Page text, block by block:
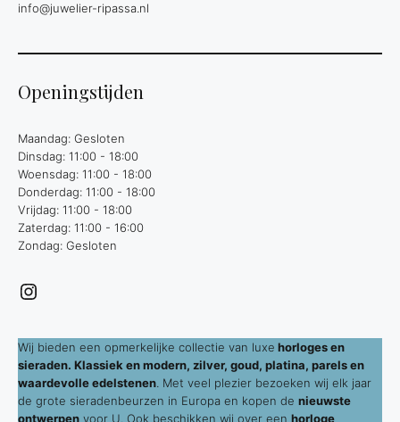
info@juwelier-ripassa.nl
Openingstijden
Maandag: Gesloten
Dinsdag: 11:00 - 18:00
Woensdag: 11:00 - 18:00
Donderdag: 11:00 - 18:00
Vrijdag: 11:00 - 18:00
Zaterdag: 11:00 - 16:00
Zondag: Gesloten
Instagram
Wij bieden een opmerkelijke collectie van luxe horloges en
sieraden. Klassiek en modern, zilver, goud, platina, parels en
waardevolle edelstenen . Met veel plezier bezoeken wij elk jaar
de grote sieradenbeurzen in Europa en kopen de nieuwste
ontwerpen voor U. Ook beschikken wij over een horloge